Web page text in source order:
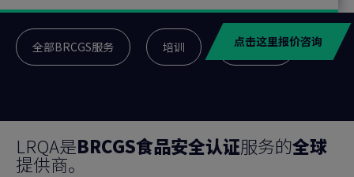
点击这里报价咨询
全部BRCGS服务 培训 资料下载
LRQA是BRCGS食品安全认证服务的全球
提供商。